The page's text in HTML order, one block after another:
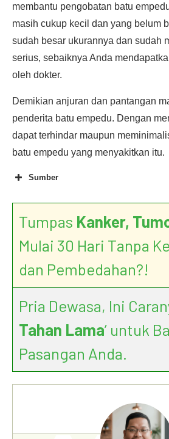
membantu pengobatan batu
masih cukup kecil dan yang belum
sudah besar ukurannya dan sudah
serius, sebaiknya Anda
oleh dokter.
Demikian anjuran dan pantangan
penderita batu empedu. Dengan
dapat terhindar maupun
batu empedu yang menyakitkan itu.
Sumber
Tumpas Kanker,
Mulai 30 Hari Tanpa
dan Pembedahan?!
Pria Dewasa, Ini
Tahan Lama’ untuk
Pasangan Anda.